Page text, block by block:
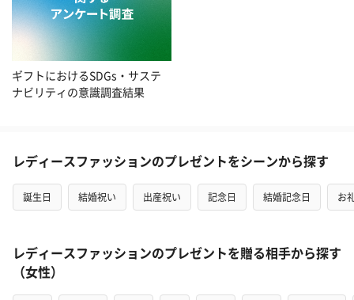
ギフトにおけるSDGs・サステ
ナビリティの意識調査結果
レディースファッションのプレゼントをシーンから探す
誕生日 結婚祝い 出産祝い 記念日 結婚記念日 お
レディースファッションのプレゼントを贈る相手から探す
（女性）